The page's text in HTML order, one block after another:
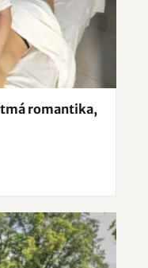
romantika,